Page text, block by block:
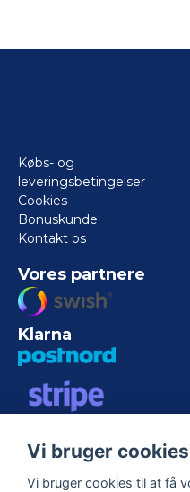
Købs- og
leveringsbetingelser
Cookies
Bonuskunde
Kontakt os
Vores partnere
Klarna
EXPRESS
Vi bruger cookies
Vi bruger cookies til at få